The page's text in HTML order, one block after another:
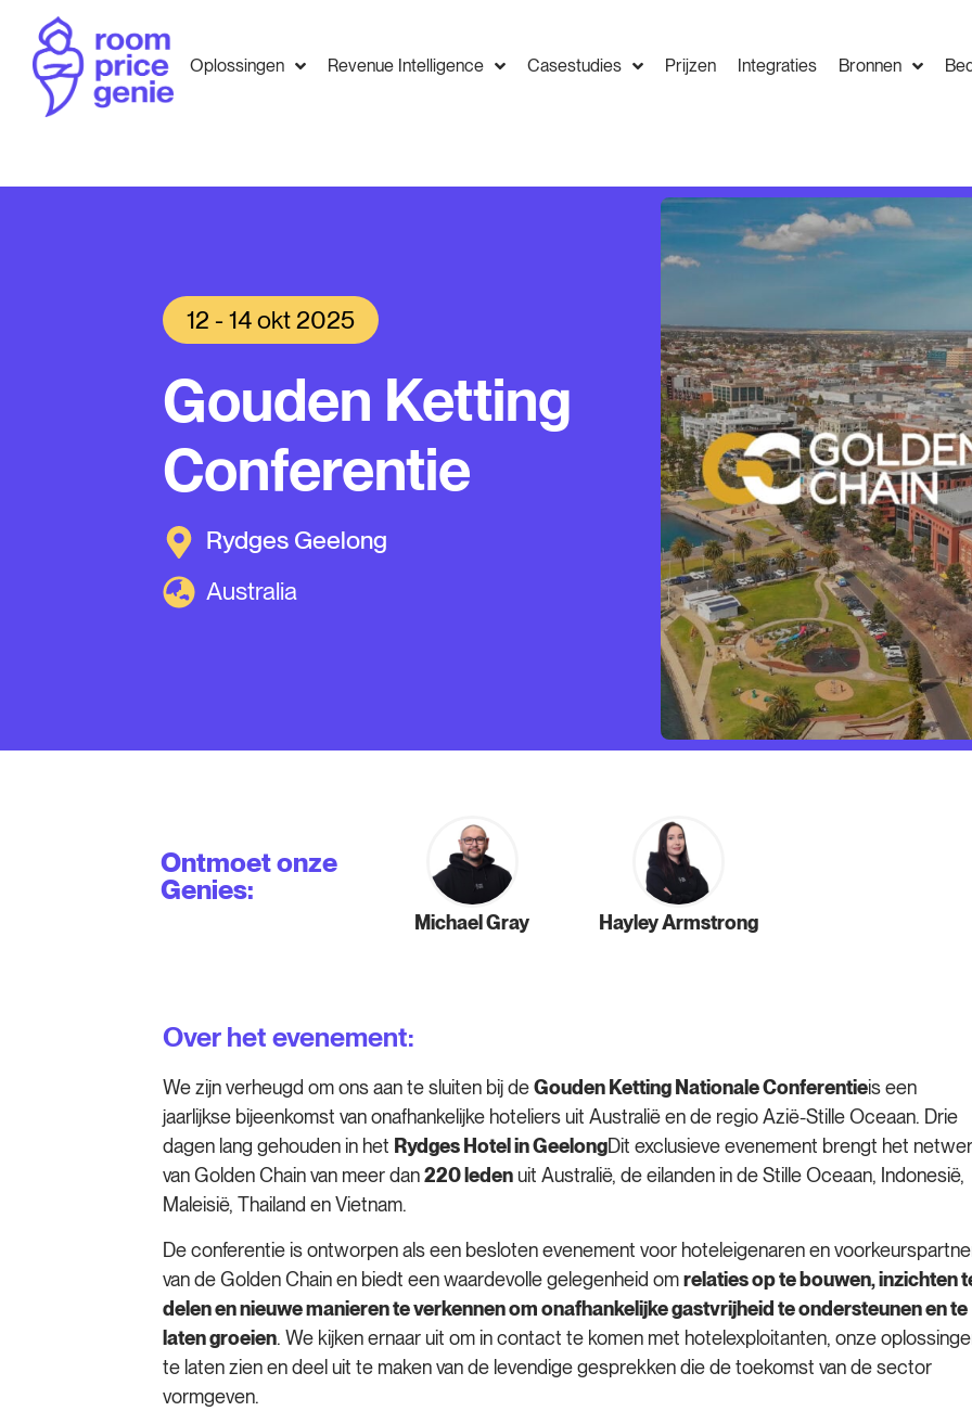
Oplossingen Revenue Intelligence Casestudies Prijzen Integraties Bronnen
12 - 14 okt 2025
Gouden Ketting
Conferentie
Rydges Geelong
Australia
Ontmoet onze
Genies:
Michael Gray Hayley Armstrong
Over het evenement:
We zijn verheugd om ons aan te sluiten bij deGouden Ketting Nationale Conferentieis een
jaarlijkse bijeenkomst van onafhankelijke hoteliers uit Australië en de regio Azië-Stille Oceaan. Drie
dagen lang gehouden in het Rydges Hotel in GeelongDit exclusieve evenement brengt het
van Golden Chain van meer dan220 leden uit Australië, de eilanden in de Stille Oceaan, Indonesië,
Maleisië, Thailand en Vietnam.
De conferentie is ontworpen als een besloten evenement voor hoteleigenaren en
van de Golden Chain en biedt een waardevolle gelegenheid omrelaties op te bouwen, inzichten
delen en nieuwe manieren te verkennen om onafhankelijke gastvrijheid te ondersteunen en te
laten groeien. We kijken ernaar uit om in contact te komen met hotelexploitanten, onze
te laten zien en deel uit te maken van de levendige gesprekken die de toekomst van de sector
vormgeven.